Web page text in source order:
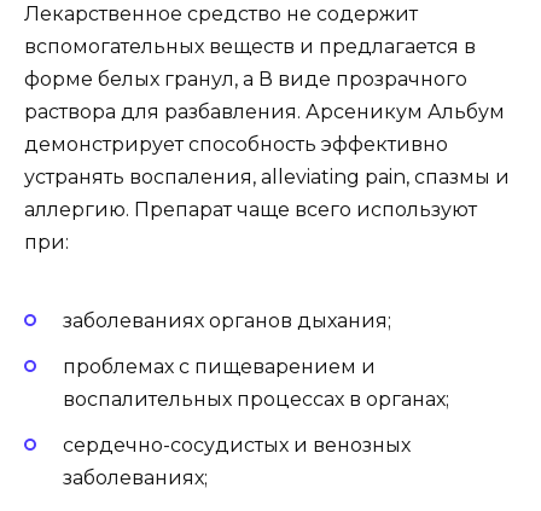
Лекарственное средство не содержит
вспомогательных веществ и предлагается в
форме белых гранул, а В виде прозрачного
раствора для разбавления. Арсеникум Альбум
демонстрирует способность эффективно
устранять воспаления, alleviating pain, спазмы и
аллергию. Препарат чаще всего используют
при:
заболеваниях органов дыхания;
проблемах с пищеварением и
воспалительных процессах в органах;
сердечно-сосудистых и венозных
заболеваниях;